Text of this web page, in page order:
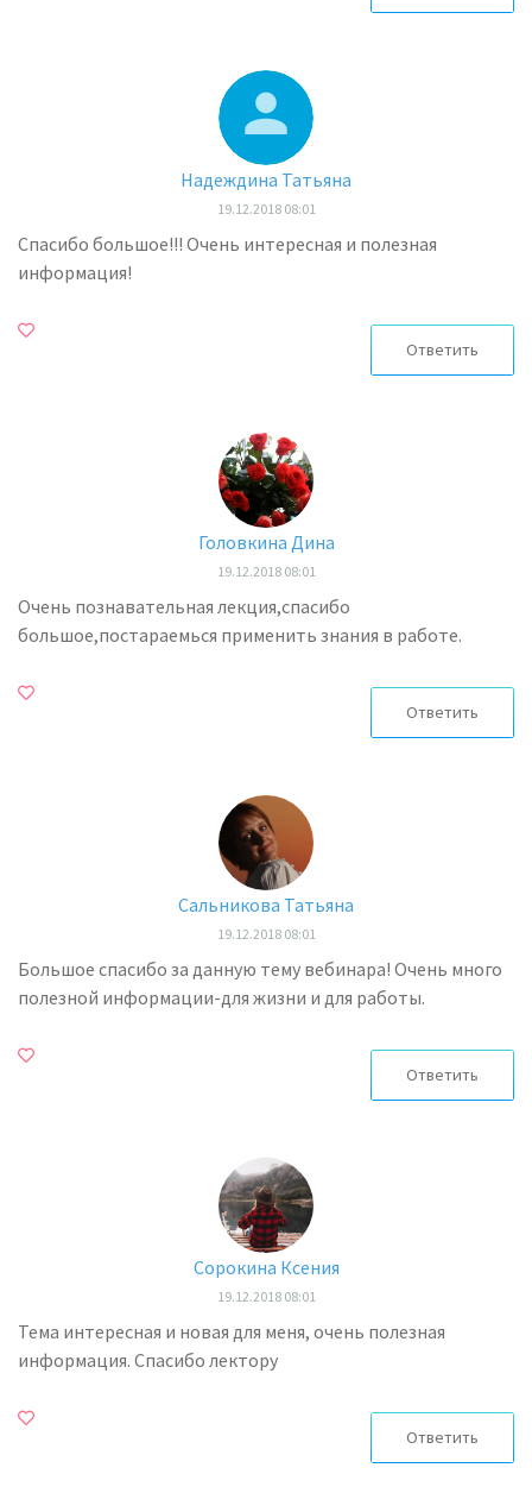
Надеждина Татьяна
19.12.2018 08:01
Спасибо большое!!! Очень интересная и полезная
информация!
Ответить
Головкина Дина
19.12.2018 08:01
Очень познавательная лекция,спасибо
большое,постараемься применить знания в работе.
Ответить
Сальникова Татьяна
19.12.2018 08:01
Большое спасибо за данную тему вебинара! Очень много
полезной информации-для жизни и для работы.
Ответить
Сорокина Ксения
19.12.2018 08:01
Тема интересная и новая для меня, очень полезная
информация. Спасибо лектору
Ответить